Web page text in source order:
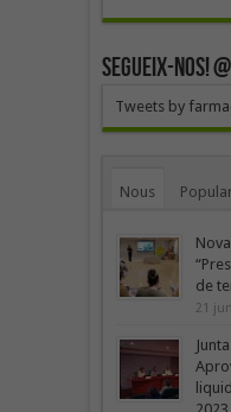
SEGUEIX-
Tweets by
Nous
de
21